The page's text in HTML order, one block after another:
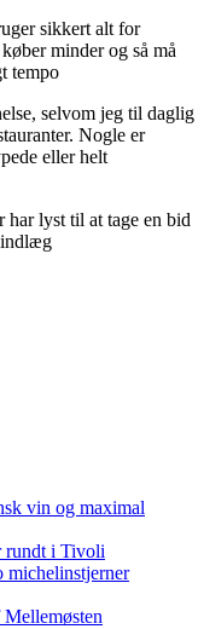
sikkert alt for
minder og så må
tempo
selvom jeg til daglig
Nogle er
eller helt
har lyst til at tage en bid
indlæg
vin og maximal
rundt i Tivoli
michelinstjerner